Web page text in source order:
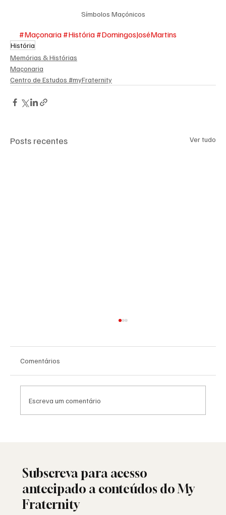
Símbolos Maçónicos
#Maçonaria #História #DomingosJoséMartins
História
Memórias & Histórias
Maçonaria
Centro de Estudos #myFraternity
Posts recentes Ver tudo
Comentários
Escreva um comentário
Subscreva para acesso
antecipado a conteúdos do My
Fraternity